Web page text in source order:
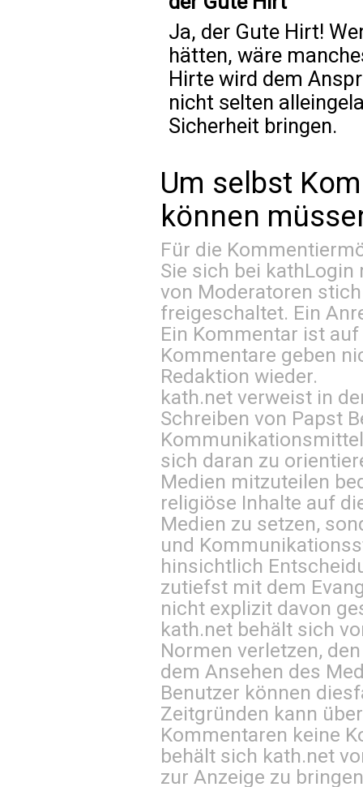
Ja, der Gute Hirt!
hätten, wäre
Hirte wird dem
nicht selten
Sicherheit bringen.
Um selbst
können
Für die
Sie sich bei kathLogin
von Moderatoren
freigeschaltet. Ein
Ein Kommentar ist
Kommentare geben
Redaktion wieder.
kath.net verweist in
Schreiben von Papst
sich daran zu
Medien mitzuteilen
religiöse Inhalte auf
Medien zu setzen,
und
hinsichtlich
zutiefst mit dem
nicht explizit davon
kath.net behält sich
Normen verletzen,
dem Ansehen des
Benutzer können
Zeitgründen kann
Kommentaren keine
behält sich kath.net
zur Anzeige zu